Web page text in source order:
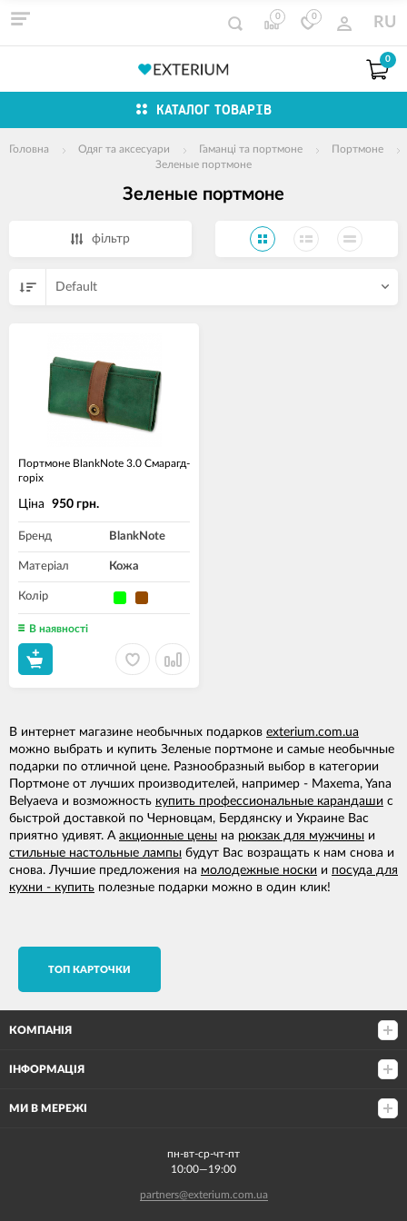
0 0 RU
0
КАТАЛОГ ТОВАРІВ
Головна Одяг та аксесуари Гаманці та портмоне
Портмоне
Зеленые портмоне
Зеленые портмоне
фільтр
Default
Портмоне BlankNote 3.0 Смарагд-
горіх
Ціна 950 грн.
Бренд BlankNote
Матеріал Кожа
Колір
В наявності
В интернет магазине необычных подарков exterium.com.ua
можно выбрать и купить Зеленые портмоне и самые необычные
подарки по отличной цене. Разнообразный выбор в категории
Портмоне от лучших производителей, например - Maxema, Yana
Belyaeva и возможность купить профессиональные карандаши с
быстрой доставкой по Черновцам, Бердянску и Украине Вас
приятно удивят. А акционные цены на рюкзак для мужчины и
стильные настольные лампы будут Вас возращать к нам снова и
снова. Лучшие предложения на молодежные носки и посуда для
кухни - купить полезные подарки можно в один клик!
TОП КАРТОЧКИ
КОМПАНІЯ
ІНФОРМАЦІЯ
МИ В МЕРЕЖІ
пн-вт-ср-чт-пт
10:00—19:00
partners@exterium.com.ua